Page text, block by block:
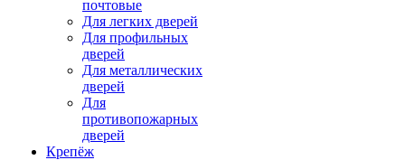
почтовые
Для легких дверей
Для профильных
дверей
Для металлических
дверей
Для
противопожарных
дверей
Крепёж